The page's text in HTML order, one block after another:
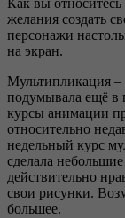
Как вы
желания создать
персонажи
на экран.
Мультипликация –
подумывала ещё в
курсы анимации
относительно
недельный курс
сделала
действительно
свои рисунки.
большее.